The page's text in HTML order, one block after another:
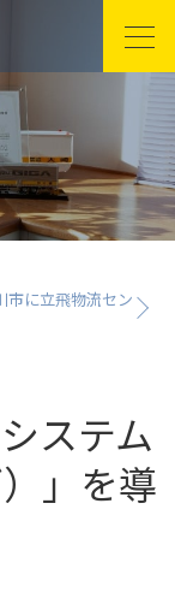
市に立飛物流セン
ステム
）」を導